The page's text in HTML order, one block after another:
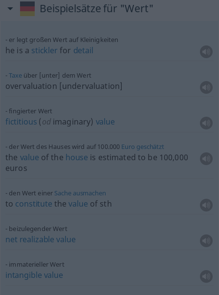
Beispielsätze für "Wert"
er legt großen Wert auf Kleinigkeiten
he is a stickler for detail
Taxeüber [unter] dem Wert
overvaluation [undervaluation]
fingierter Wert
fictitious (odimaginary) value
der Wert des Hauses wird auf 100.000 Euro geschätzt
the value of the house is estimated to be 100,000
euros
den Wert einer Sache ausmachen
to constitute thevalue of sth
beizulegender Wert
net realizable value
immaterieller Wert
intangible value